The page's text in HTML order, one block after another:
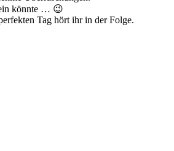
könnte … 😉
Tag hört ihr in der Folge.